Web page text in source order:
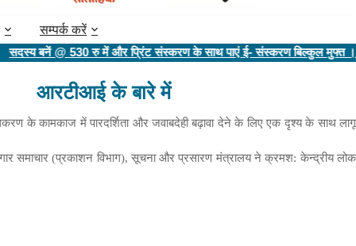
सम्पर्क करें
सदस्य बनें @ 530 रु में और प्रिंट संस्करण के साथ पाएं ई- संस्करण बिल्कुल मुफ्त
आरटीआई के बारे में
के कामकाज में पारदर्शिता और जवाबदेही बढ़ावा देने के लिए एक दृश्य के साथ लागू
समाचार (प्रकाशन विभाग), सूचना और प्रसारण मंत्रालय ने क्रमश: केन्द्रीय लोक